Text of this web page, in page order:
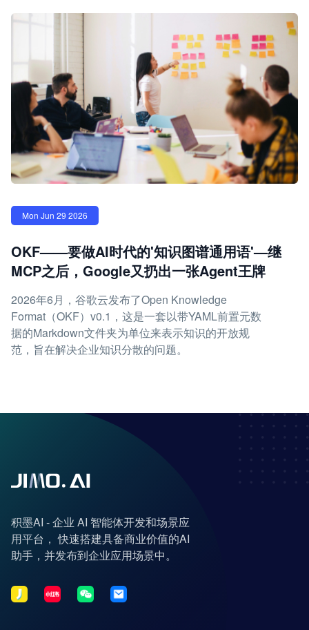
Mon Jun 29 2026
OKF——要做AI时代的'知识图谱通用语'—继
MCP之后，Google又扔出一张Agent王牌
2026年6月，谷歌云发布了Open Knowledge
Format（OKF）v0.1，这是一套以带YAML前置元数
据的Markdown文件夹为单位来表示知识的开放规
范，旨在解决企业知识分散的问题。
积墨AI - 企业 AI 智能体开发和场景应
用平台， 快速搭建具备商业价值的AI
助手，并发布到企业应用场景中。